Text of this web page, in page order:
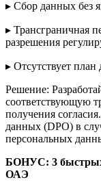
▸ Сбор данных без
▸ Трансграничная
разрешения
▸ Отсутствует
Решение:
соответствующую
получения
данных (DPO) в
персональных
БОНУС: 3
ОАЭ